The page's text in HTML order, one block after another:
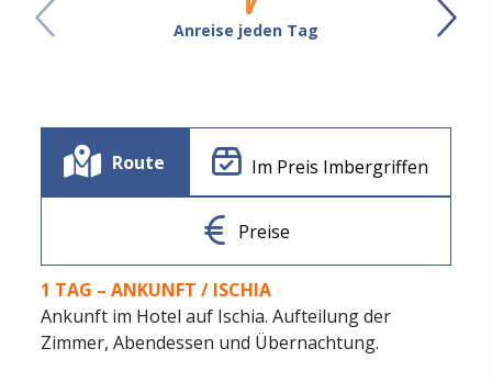
Anreise jeden Tag
Route Im Preis Imbergriffen
Preise
1 TAG –ANKUNFT / ISCHIA
Ankunft im Hotel auf Ischia. Aufteilung der
Zimmer, Abendessen und Übernachtung.